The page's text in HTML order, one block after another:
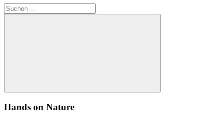
Suchen
nach:
Suchen
Hands on Nature